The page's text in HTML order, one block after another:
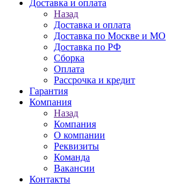
Доставка и оплата
Назад
Доставка и оплата
Доставка по Москве и МО
Доставка по РФ
Сборка
Оплата
Рассрочка и кредит
Гарантия
Компания
Назад
Компания
О компании
Реквизиты
Команда
Вакансии
Контакты